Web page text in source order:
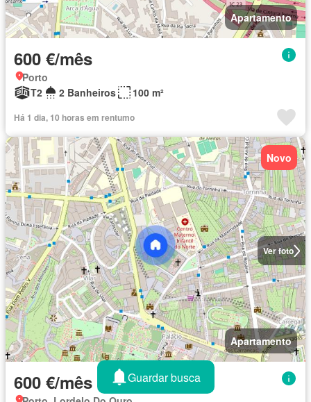
Apartamento
600 €/mês
Porto
T2
2 Banheiros 100 m²
Há 1 dia, 10 horas em rentumo
Ver foto
Novo
Apartamento
600 €/mês Guardar busca